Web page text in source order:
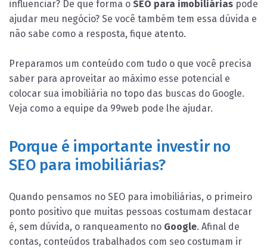
influenciar? De que forma o SEO para imobiliárias pode
ajudar meu negócio? Se você também tem essa dúvida e
não sabe como a resposta, fique atento.
Preparamos um conteúdo com tudo o que você precisa
saber para aproveitar ao máximo esse potencial e
colocar sua imobiliária no topo das buscas do Google.
Veja como a equipe da 99web pode lhe ajudar.
Porque é importante investir no
SEO para imobiliárias?
Quando pensamos no SEO para imobiliárias, o primeiro
ponto positivo que muitas pessoas costumam destacar
é, sem dúvida, o ranqueamento no Google. Afinal de
contas, conteúdos trabalhados com seo costumam ir